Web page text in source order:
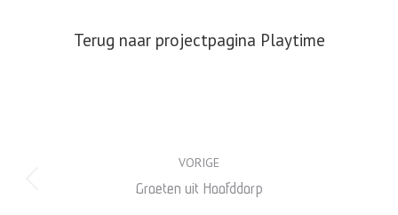
Terug naar projectpagina Playtime
VORIGE
Vorig
Groeten uit Hoofddorp